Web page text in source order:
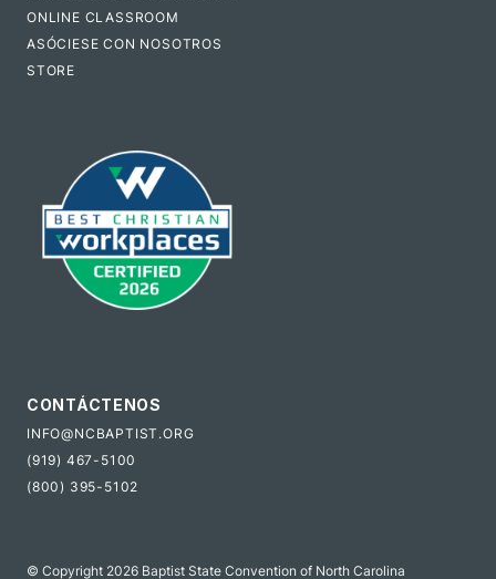
ONLINE CLASSROOM
ASÓCIESE CON NOSOTROS
STORE
CONTÁCTENOS
INFO@NCBAPTIST.ORG
(919) 467-5100
(800) 395-5102
© Copyright 2026 Baptist State Convention of North Carolina